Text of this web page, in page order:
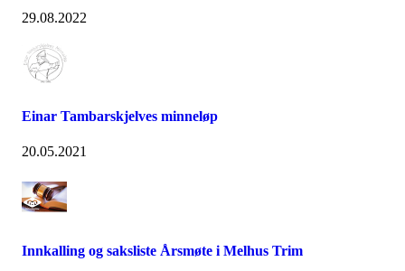
29.08.2022
Einar Tambarskjelves minneløp
20.05.2021
Innkalling og saksliste Årsmøte i Melhus Trim